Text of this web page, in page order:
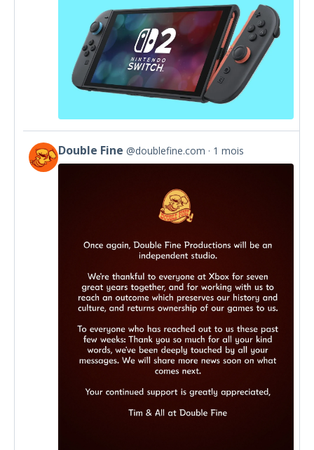
View
post
Double Fine @doublefine.com 1 mois